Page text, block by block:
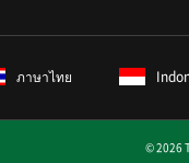
ภาษาไทย
© 2026